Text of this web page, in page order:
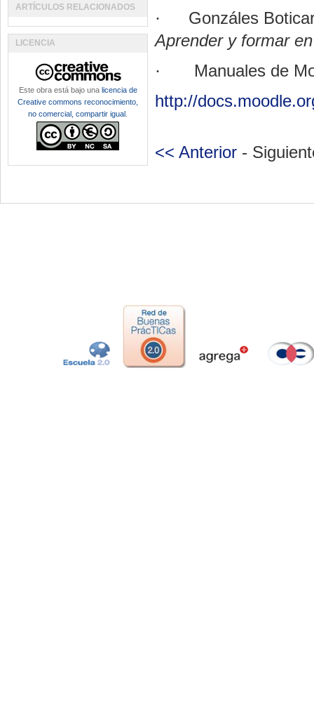
·
Gonzáles
Aprender y formar
·
Manuales de
http://
<< Anterior -
ARTÍCULOS RELACIONADOS
LICENCIA
Este obra está bajo una licencia de
Creative commons reconocimiento,
no comercial, compartir igual